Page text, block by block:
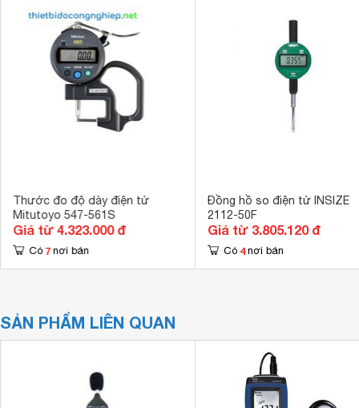
Thước đo độ dày điện tử
Mitutoyo 547-561S
Giá từ 4.323.000 đ
Có 7 nơi bán
Đồng hồ so điện tử INSIZE
2112-50F
Giá từ 3.805.120 đ
Có 4 nơi bán
SẢN PHẨM LIÊN QUAN